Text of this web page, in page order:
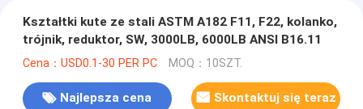
Kształtki kute ze stali ASTM A182 F11, F22, kolanko,
trójnik, reduktor, SW, 3000LB, 6000LB ANSI B16.11
Cena：USD0.1-30 PER PC MOQ：10SZT.
Najlepsza cena Skontaktuj się teraz